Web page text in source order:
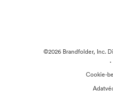
©2026 Brandfolder, Inc.
·
Cookie-